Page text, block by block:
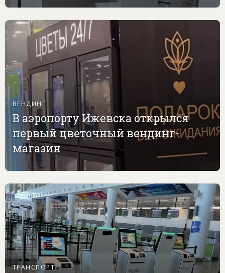
ВЕНДИНГ
В аэропорту Ижевска открылся
первый цветочный вендинг-
магазин
ТРАНСПОРТ